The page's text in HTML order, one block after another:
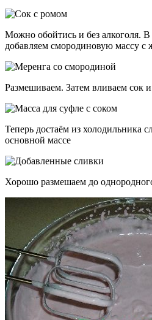
Можно обойтись и без алкоголя.
добавляем смородиновую массу с
Размешиваем. Затем вливаем сок
Теперь достаём из холодильника
основной массе
Хорошо размешаем до